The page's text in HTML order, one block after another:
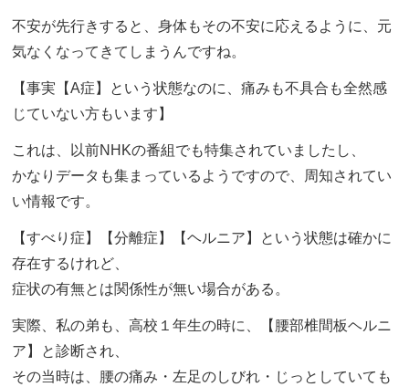
不安が先行きすると、身体もその不安に応えるように、元
気なくなってきてしまうんですね。
【事実【A症】という状態なのに、痛みも不具合も全然感
じていない方もいます】
これは、以前NHKの番組でも特集されていましたし、
かなりデータも集まっているようですので、周知されてい
い情報です。
【すべり症】【分離症】【ヘルニア】という状態は確かに
存在するけれど、
症状の有無とは関係性が無い場合がある。
実際、私の弟も、高校１年生の時に、【腰部椎間板ヘルニ
ア】と診断され、
その当時は、腰の痛み・左足のしびれ・じっとしていても